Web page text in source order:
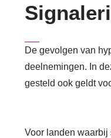
De gevolgen van
deelnemingen. In
gesteld ook geldt
Voor landen waarbij